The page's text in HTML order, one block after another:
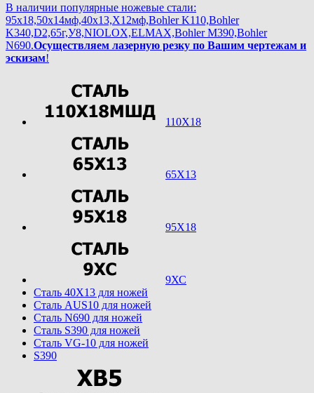
В наличии популярные ножевые стали:
95х18,50х14мф,40х13,Х12мф,Bohler K110,Bohler
K340,D2,65г,У8,NIOLOX,ELMAX,Bohler М390,Bohler
N690.Осуществляем лазерную резку по Вашим чертежам и
эскизам!
110Х18
65Х13
95Х18
9ХС
Cталь 40Х13 для ножей
Cталь AUS10 для ножей
Cталь N690 для ножей
Cталь S390 для ножей
Cталь VG-10 для ножей
S390